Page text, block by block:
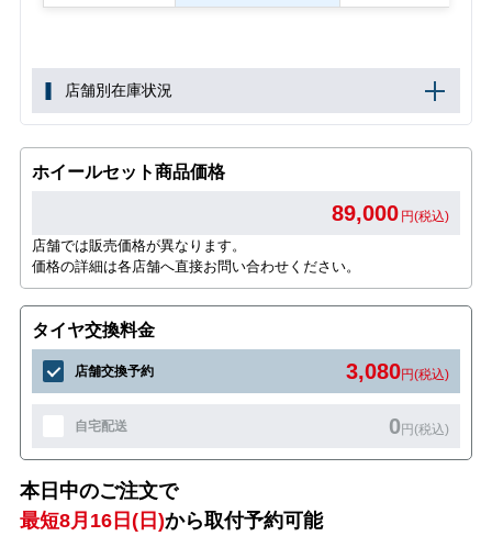
店舗別在庫状況
ホイールセット商品価格
89,000 円(税込)
店舗では販売価格が異なります。
価格の詳細は各店舗へ直接お問い合わせください。
タイヤ交換料金
店舗交換予約 3,080円(税込)
自宅配送 0円(税込)
本日中のご注文で
最短8月16日(日)から取付予約可能